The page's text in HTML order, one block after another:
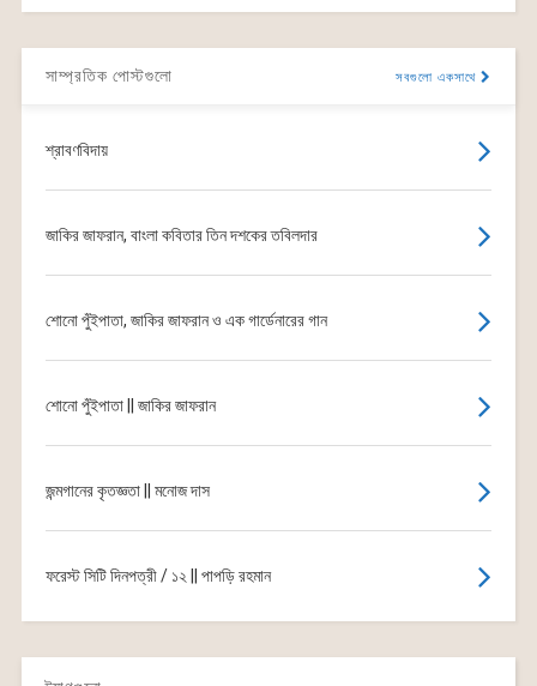
সাম্প্রতিক পোস্টগুলো সবগুলো একসাথে
শ্রাবণবিদায়
জাকির জাফরান, বাংলা কবিতার তিন দশকের তবিলদার
শোনো পুঁইপাতা, জাকির জাফরান ও এক গার্ডেনারের গান
শোনো পুঁইপাতা || জাকির জাফরান
জন্মগানের কৃতজ্ঞতা || মনোজ দাস
ফরেস্ট সিটি দিনপত্রী / ১২ || পাপড়ি রহমান